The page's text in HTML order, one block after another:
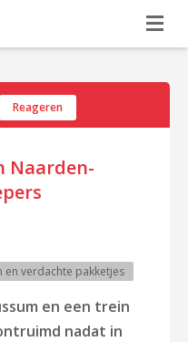
Reageren
Naarden-
en verdachte pakketjes
en een trein
nadat in